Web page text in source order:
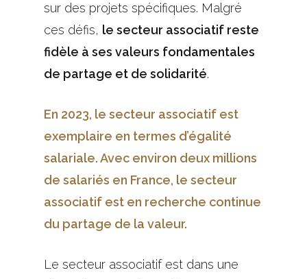
sur des projets spécifiques. Malgré
ces défis, le secteur associatif reste
fidèle à ses valeurs fondamentales
de partage et de solidarité.
En 2023, le secteur associatif est
exemplaire en termes d’égalité
salariale. Avec environ deux millions
de salariés en France, le secteur
associatif est en recherche continue
du partage de la valeur.
Le secteur associatif est dans une